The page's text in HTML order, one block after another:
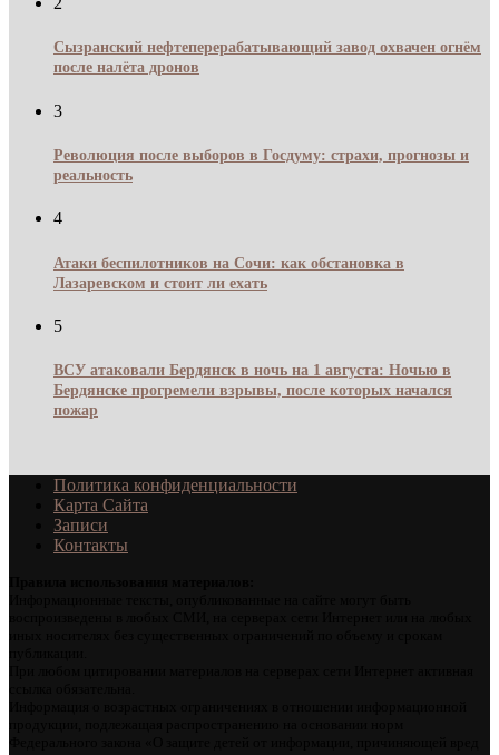
Сызранский нефтеперерабатывающий завод охвачен огнём
после налёта дронов
3
Революция после выборов в Госдуму: страхи, прогнозы и
реальность
4
Атаки беспилотников на Сочи: как обстановка в
Лазаревском и стоит ли ехать
5
ВСУ атаковали Бердянск в ночь на 1 августа: Ночью в
Бердянске прогремели взрывы, после которых начался
пожар
Политика конфиденциальности
Карта Сайта
Записи
Контакты